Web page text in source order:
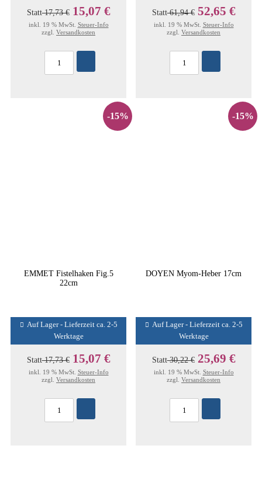
Statt17,73 € 15,07 €
inkl. 19 % MwSt. Steuer-Info
zzgl. Versandkosten
Statt61,94 € 52,65 €
inkl. 19 % MwSt. Steuer-Info
zzgl. Versandkosten
-15%
EMMET Fistelhaken Fig.5
22cm
Auf Lager - Lieferzeit ca. 2-5
Werktage
Statt17,73 € 15,07 €
inkl. 19 % MwSt. Steuer-Info
zzgl. Versandkosten
-15%
DOYEN Myom-Heber 17cm
Auf Lager - Lieferzeit ca. 2-5
Werktage
Statt30,22 € 25,69 €
inkl. 19 % MwSt. Steuer-Info
zzgl. Versandkosten